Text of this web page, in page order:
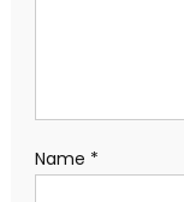
Name *